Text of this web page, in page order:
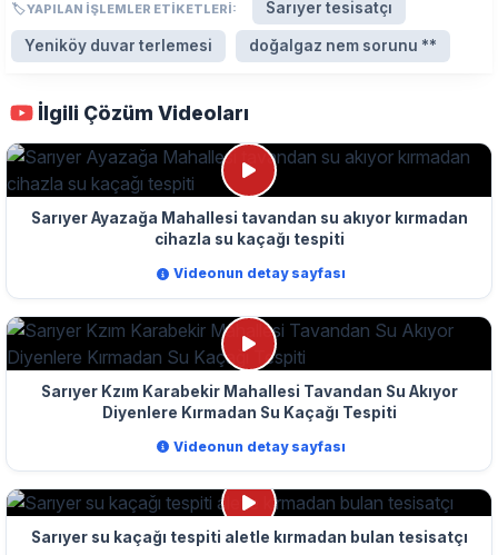
🏷️ YAPILAN İŞLEMLER ETIKETLERI: Sarıyer tesisatçı
Yeniköy duvar terlemesi doğalgaz nem sorunu **
İlgili Çözüm Videoları
Sarıyer Ayazağa Mahallesi tavandan su akıyor kırmadan
cihazla su kaçağı tespiti
Videonun detay sayfası
Sarıyer Kzım Karabekir Mahallesi Tavandan Su Akıyor
Diyenlere Kırmadan Su Kaçağı Tespiti
Videonun detay sayfası
Sarıyer su kaçağı tespiti aletle kırmadan bulan tesisatçı